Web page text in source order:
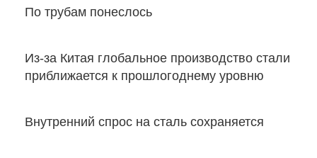
По трубам понеслось
Из-за Китая глобальное производство стали
приближается к прошлогоднему уровню
Внутренний спрос на сталь сохраняется